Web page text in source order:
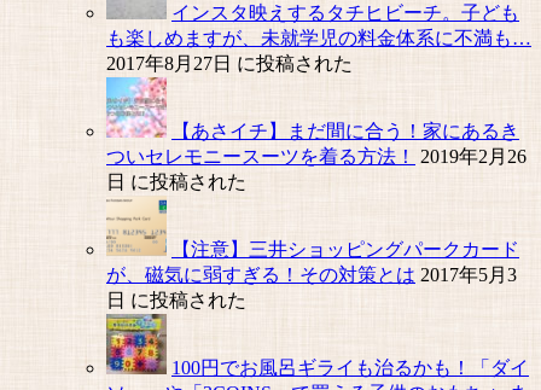
インスタ映えするタチヒビーチ。子ども
も楽しめますが、未就学児の料金体系に不満も…
2017年8月27日 に投稿された
【あさイチ】まだ間に合う！家にあるき
ついセレモニースーツを着る方法！
2019年2月26
日 に投稿された
【注意】三井ショッピングパークカード
が、磁気に弱すぎる！その対策とは 2017年5月3
日 に投稿された
100円でお風呂ギライも治るかも！「ダイ